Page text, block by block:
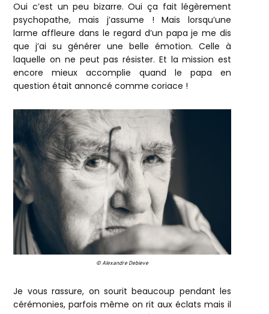
Oui c’est un peu bizarre. Oui ça fait légèrement
psychopathe, mais j’assume ! Mais lorsqu’une
larme affleure dans le regard d’un papa je me dis
que j’ai su générer une belle émotion. Celle à
laquelle on ne peut pas résister. Et la mission est
encore mieux accomplie quand le papa en
question était annoncé comme coriace !
© Alexandre Debieve
Je vous rassure, on sourit beaucoup pendant les
cérémonies, parfois même on rit aux éclats mais il